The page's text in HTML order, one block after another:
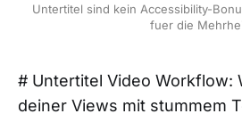
Untertitel sind kein Accessibility-
fuer die
# Untertitel Video Workflow:
deiner Views mit stummem